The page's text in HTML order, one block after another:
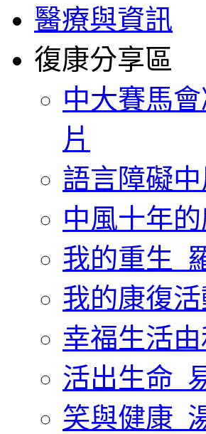
醫療與資訊
復康分享區
中大賽馬
片
語言障礙
中風十年
我的重生_
我的康復
幸福生活
活出生命_
笑與健康_